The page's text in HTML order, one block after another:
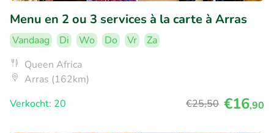
Menu en 2 ou 3 services à la carte à Arras
Vandaag Di Wo Do Vr
Za
Queen Africa
Arras (162km)
Verkocht: 20
€25,50 €16,90